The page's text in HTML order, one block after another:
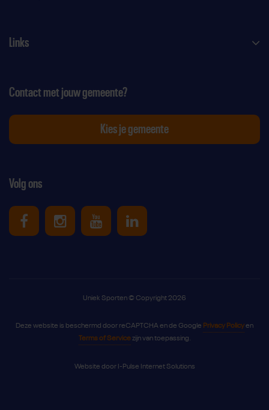
Links
Volg ons
Uniek Sporten op Facebook
Uniek Sporten op Instagram
Uniek Sporten op Youtube
Uniek Sporten op
Contact met jouw gemeente?
Kies je gemeente
Uniek Sporten © Copyright 2026
Deze website is beschermd door reCAPTCHA en de Google Privacy Policyen
Terms of Servicezijn van toepassing.
Website door I-Pulse Internet Solutions